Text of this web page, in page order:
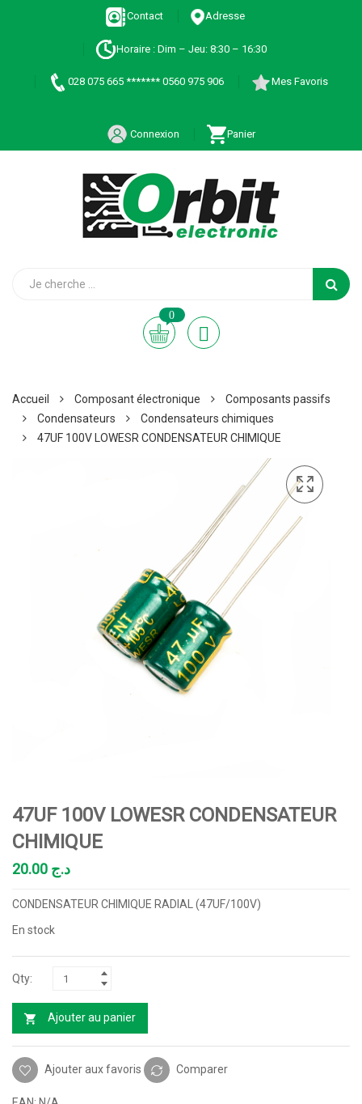
Contact Adresse
Horaire : Dim – Jeu: 8:30 – 16:30
028 075 665 ******* 0560 975 906 Mes Favoris
Connexion Panier
0
Accueil Composant électronique
Composants passifs
Condensateurs
Condensateurs chimiques
47UF 100V LOWESR CONDENSATEUR CHIMIQUE
47UF 100V LOWESR CONDENSATEUR
CHIMIQUE
د.ج
CONDENSATEUR CHIMIQUE RADIAL (47UF/100V)
En stock
Ajouter au panier
Ajouter aux favoris Comparer